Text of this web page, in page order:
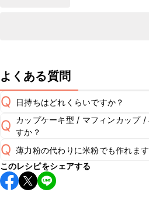
よくある質問
Q 日持ちはどれくらいですか？
A
保存期間は冷蔵で2~3日が目安です
※日持ちは目安です。
Q カップケーキ型 / マフィンカップ /
すか？
オーブン対応のカップケーキ型や
作りいただけます。その際は型の7
入れると、焼いている最中に溢れ
がります。焼き時間の目安は、レ
Q 薄力粉の代わりに米粉でも作れます
A
薄力粉の代わりに米粉を使用して
このレシピをシェアする